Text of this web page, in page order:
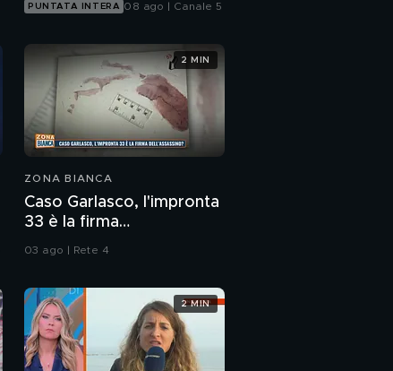
PUNTATA INTERA 08 ago | Canale 5
ZONA BIANCA
Caso Garlasco, l'impronta
33 è la firma
dell'assassino?
03 ago | Rete 4
2 MIN
2 MIN